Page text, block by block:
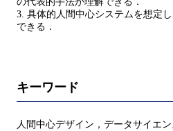
3. 具体的人間中心システムを想定
できる．
キーワード
人間中心デザイン，データサイエ